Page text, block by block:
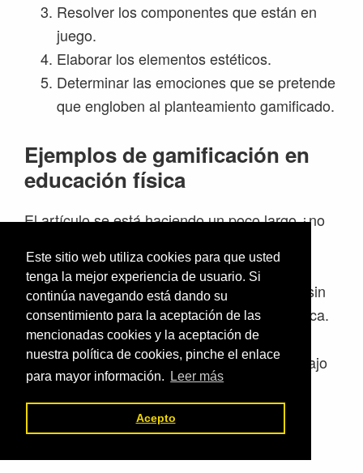
Este sitio web utiliza cookies para que usted
tenga la mejor experiencia de usuario. Si
continúa navegando está dando su
consentimiento para la aceptación de las
mencionadas cookies y la aceptación de
nuestra política de cookies, pinche el enlace
para mayor información.
Leer más
Acepto
Resolver los componentes que están en
juego.
Elaborar los elementos estéticos.
Determinar las emociones que se pretende
que engloben al planteamiento gamificado.
Ejemplos de gamificación en
educación física
El artículo se está haciendo un poco largo ¿no
Pero no te preocupes que no te voy a dejar sin
el ejemplo de gamificación en educación física.
Eso sí, te lo voy a ofrecer en otro formato, bajo
mi punto de vista, mucho más interesante.
Veamos de qué se trata…